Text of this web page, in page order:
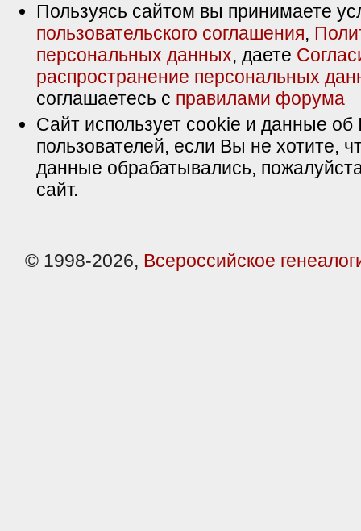
Пользуясь сайтом вы принимаете
пользовательского соглашения,
персональных данных, даете
распространение персональных
соглашаетесь с правилами форума
Сайт использует cookie и данные об
пользователей, если Вы не хотите,
данные обрабатывались,
сайт.
© 1998-2026, Всероссийское